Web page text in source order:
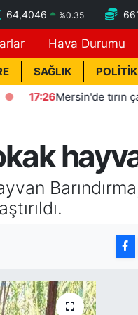
64,4046 %0.35
Hava Durumu
SAĞLIK
Mersin'de tırın